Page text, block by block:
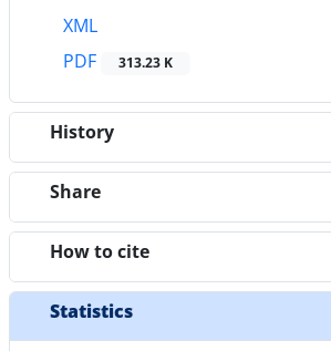
XML
PDF
313.23 K
History
Share
How to cite
Statistics